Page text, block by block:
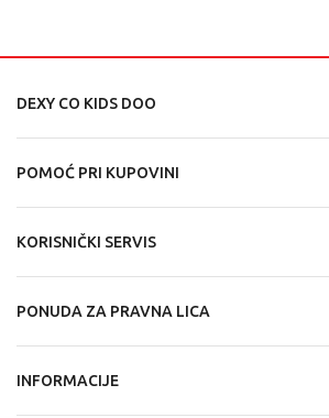
DEXY CO KIDS DOO
POMOĆ PRI KUPOVINI
KORISNIČKI SERVIS
PONUDA ZA PRAVNA LICA
INFORMACIJE